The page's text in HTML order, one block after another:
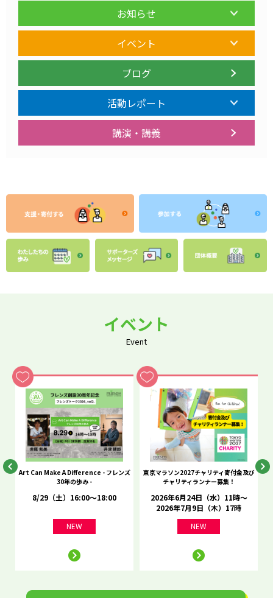
お知らせ
イベント
ブログ
活動レポート
講演・講義
イベント
Event
Art Can Make A Difference - フレンズ
30年の歩み -
8/29（土）16:00～18:00
NEW
東京マラソン2027チャリティ寄付金及び
チャリティランナー募集！
2026年6月24日（水）11時～
2026年7月9日（木）17時
NEW